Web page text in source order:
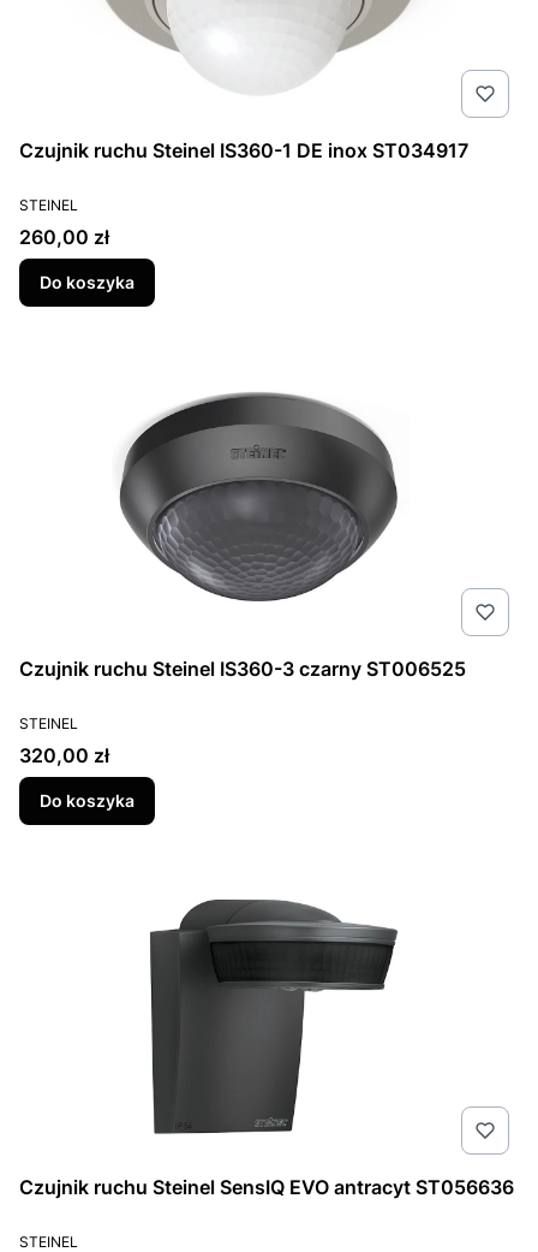
Czujnik ruchu Steinel IS360-1 DE inox ST034917
PRODUCENT
STEINEL
Cena
260,00 zł
Do koszyka
Czujnik ruchu Steinel IS360-3 czarny ST006525
PRODUCENT
STEINEL
Cena
320,00 zł
Do koszyka
Czujnik ruchu Steinel SensIQ EVO antracyt ST056636
PRODUCENT
STEINEL